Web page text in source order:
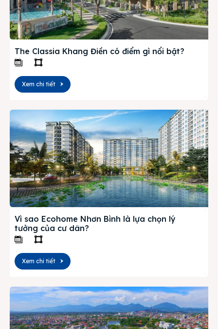
The Classia Khang Điền có điểm gì nổi bật?
Xem chi tiết
Vì sao Ecohome Nhơn Bình là lựa chọn lý
tưởng của cư dân?
Xem chi tiết